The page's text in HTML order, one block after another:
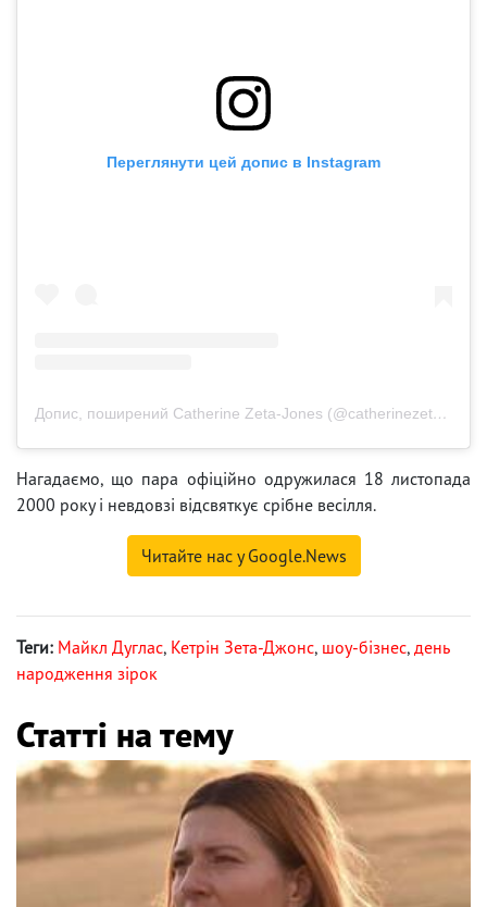
Переглянути цей допис в Instagram
Допис, поширений Catherine Zeta-Jones (@catherinezetajones)
Нагадаємо, що пара офіційно одружилася 18 листопада
2000 року і невдовзі відсвяткує срібне весілля.
Читайте нас у Google.News
Теги: Майкл Дуглас, Кетрін Зета-Джонс, шоу-бізнес, день
народження зірок
Статті на тему